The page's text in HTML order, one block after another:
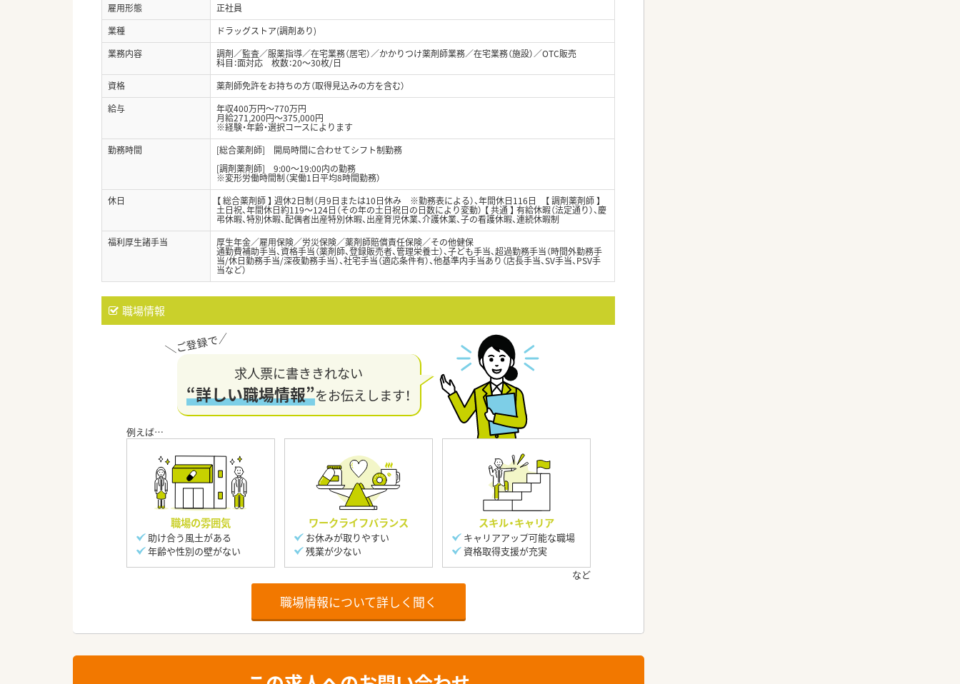
雇用形態
正社員
業種
ドラッグストア(調剤あり)
業務内容
調剤／監査／服薬指導／在宅業務（居宅）／かかりつけ薬剤師業務／在宅業務（施設）／OTC販売
科目：面対応 枚数：20～30枚/日
資格
薬剤師免許をお持ちの方（取得見込みの方を含む）
給与
年収400万円～770万円
月給271,200円～375,000円
※経験・年齢・選択コースによります
勤務時間
[総合薬剤師] 開局時間に合わせてシフト制勤務
[調剤薬剤師] 9:00～19:00内の勤務
※変形労働時間制（実働1日平均8時間勤務）
休日
【 総合薬剤師 】 週休2日制（月9日または10日休み ※勤務表による）、年間休日116日 【 調剤薬剤師 】
土日祝、年間休日約119～124日（その年の土日祝日の日数により変動） 【 共通 】 有給休暇（法定通り）、慶
弔休暇、特別休暇、配偶者出産特別休暇、出産育児休業、介護休業、子の看護休暇、連続休暇制
福利厚生諸手当
厚生年金／雇用保険／労災保険／薬剤師賠償責任保険／その他健保
通勤費補助手当、資格手当（薬剤師、登録販売者、管理栄養士）、子ども手当、超過勤務手当（時間外勤務手
当/休日勤務手当/深夜勤務手当）、社宅手当（適応条件有）、他基準内手当あり（店長手当、SV手当、PSV手
当など）
職場情報
求人票に書ききれない
“詳しい職場情報”をお伝えします！
職場の雰囲気
助け合う風土がある
年齢や性別の壁がない
ワークライフバランス
お休みが取りやすい
残業が少ない
スキル・キャリア
キャリアアップ可能な職場
資格取得支援が充実
職場情報について詳しく聞く